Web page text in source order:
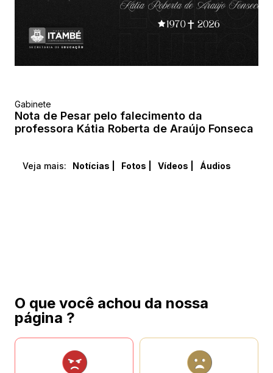
Gabinete
Nota de Pesar pelo falecimento da
professora Kátia Roberta de Araújo Fonseca
Veja mais: Notícias | Fotos | Vídeos | Áudios
O que você achou da nossa
página ?